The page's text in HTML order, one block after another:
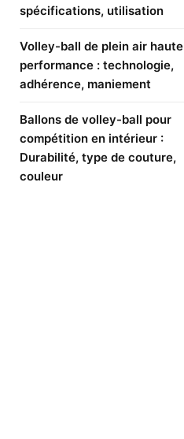
spécifications, utilisation
Volley-ball de plein air haute
performance : technologie,
adhérence, maniement
Ballons de volley-ball pour
compétition en intérieur :
Durabilité, type de couture,
couleur